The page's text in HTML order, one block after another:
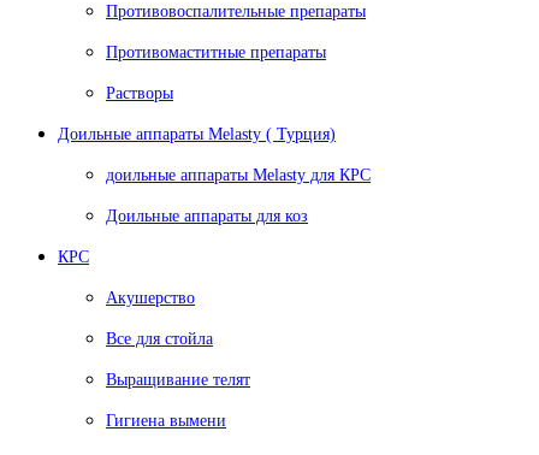
Противовоспалительные препараты
Противомаститные препараты
Растворы
Доильные аппараты Melasty ( Турция)
доильные аппараты Melasty для КРС
Доильные аппараты для коз
КРС
Акушерство
Все для стойла
Выращивание телят
Гигиена вымени